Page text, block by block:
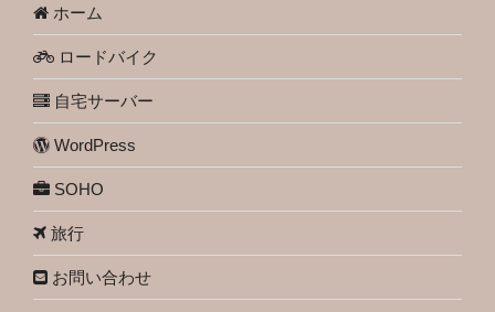
ホーム
ロードバイク
自宅サーバー
WordPress
SOHO
旅行
お問い合わせ